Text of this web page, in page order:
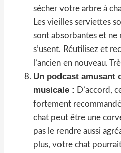
sécher votre arbre à
Les vieilles serviettes
sont absorbantes et ne
s’usent. Réutilisez et
l’ancien en nouveau.
Un podcast amusant
musicale : D’accord,
fortement
chat peut être une
pas le rendre aussi
plus, votre chat